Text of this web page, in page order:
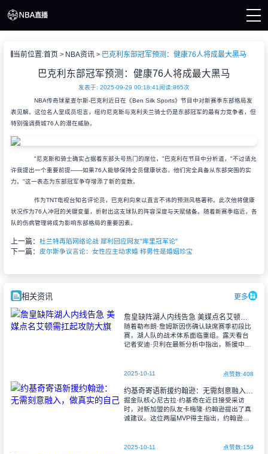
播
当前位置:首页 NBA资讯 巴克利东部冠军预测：健康76人将成最大黑马
巴克利东部冠军预测：健康76人将成最大黑马
发表于: 2025-09-29 00:18:41阅读:865次
NBA传奇球星查尔斯-巴克利近日在《Ben Silk Sports》节目中对新赛季东部格局发
表见解。这位名人堂成员坦言，纽约尼克斯与克利夫兰骑士仍是东部冠军的最有力竞争者，但
特别强调费城76人的潜在威胁。
"尼克斯和骑士确实占据着东部头号热门的席位，"巴克利在节目中分析道，"不过请允
许我提出一个重要前提——如果76人能够保持全员健康状态，他们完全具备从东部突围的实
力。"这一表态为东部冠军争夺增添了新的变数。
作为TNT电视台知名评论员，巴克利向来以直言不讳的预测风格著称。此次他将健康
状况作为76人冲冠的关键变量，折射出这支球队的阵容深度与天赋储备。随着新赛季临近，各
队的伤病管理将成为影响东部格局的重要因素。
上一篇： 杜兰特再陷网络论战 犀利回应网友"库里冠军论"
下一篇： 皮尔斯争议言论：女性应主动求婚 称男性是婚姻珍宝
相关资讯 更多
詹皇缺阵湖人内线告急 美媒点名艾顿需扛起攻防大旗
随着勒布朗·詹姆斯因伤确认缺席赛季初段比
赛，湖人队的战术体系面临重组。露天看台
记者安迪·贝利在最新分析中指出，新援中锋
2025-10-11 点赞数:408
掘金队核心尼古拉·约基奇在近日接受采访
时，对新加盟的队友卡梅隆·约翰逊提出了真
诚建议。这位两届MVP得主指出，约翰逊在
2025-10-11 点赞数:159